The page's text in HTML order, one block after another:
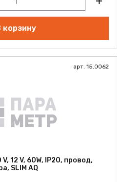
корзину
арт. 15.0062
12 V, 60W, IP20, провод,
SLIM AQ